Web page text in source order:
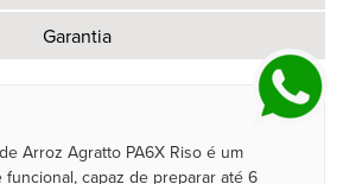
Garantia
Arroz Agratto PA6X Riso é um
funcional, capaz de preparar até 6